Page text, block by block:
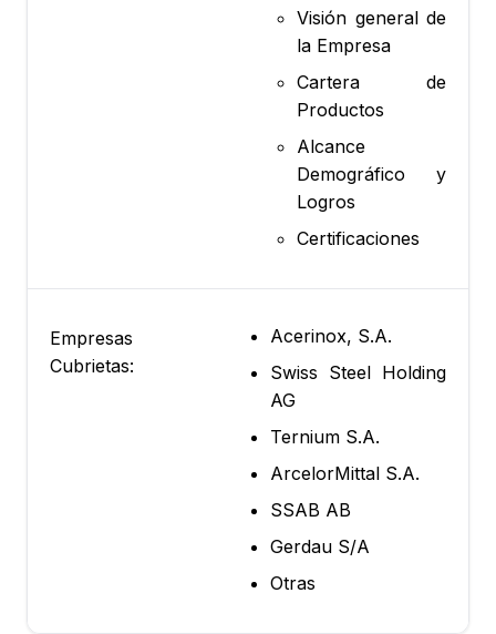
Visión general de
la Empresa
Cartera de
Productos
Alcance
Demográfico y
Logros
Certificaciones
Empresas
Cubrietas:
Acerinox, S.A.
Swiss Steel Holding
AG
Ternium S.A.
ArcelorMittal S.A.
SSAB AB
Gerdau S/A
Otras